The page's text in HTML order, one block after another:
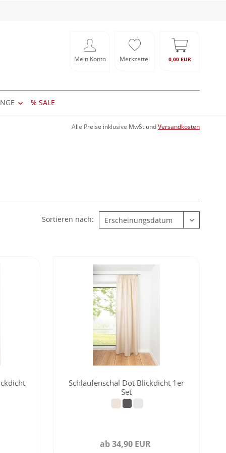
Mein Konto Merkzettel 0,00 EUR
% SALE
Alle Preise inklusive MwSt undVersandkosten
Sortieren nach:
Schlaufenschal Dot Blickdicht 1er
Set
ab 34,90 EUR